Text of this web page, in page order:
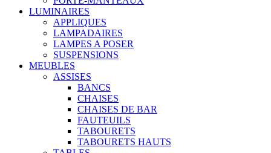
LUMINAIRES
APPLIQUES
LAMPADAIRES
LAMPES A POSER
SUSPENSIONS
MEUBLES
ASSISES
BANCS
CHAISES
CHAISES DE BAR
FAUTEUILS
TABOURETS
TABOURETS HAUTS